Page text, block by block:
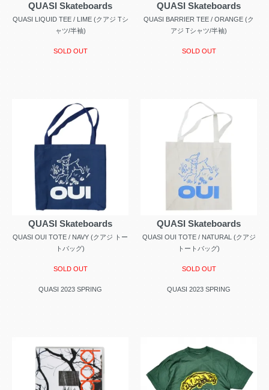
QUASI Skateboards
QUASI LIQUID TEE / LIME (クアジ Tシ
ャツ/半袖)
SOLD OUT
QUASI Skateboards
QUASI BARRIER TEE / ORANGE (ク
アジ Tシャツ/半袖)
SOLD OUT
QUASI Skateboards
QUASI OUI TOTE / NAVY (クアジ トー
トバッグ)
SOLD OUT
QUASI 2023 SPRING
QUASI Skateboards
QUASI OUI TOTE / NATURAL (クアジ
トートバッグ)
SOLD OUT
QUASI 2023 SPRING